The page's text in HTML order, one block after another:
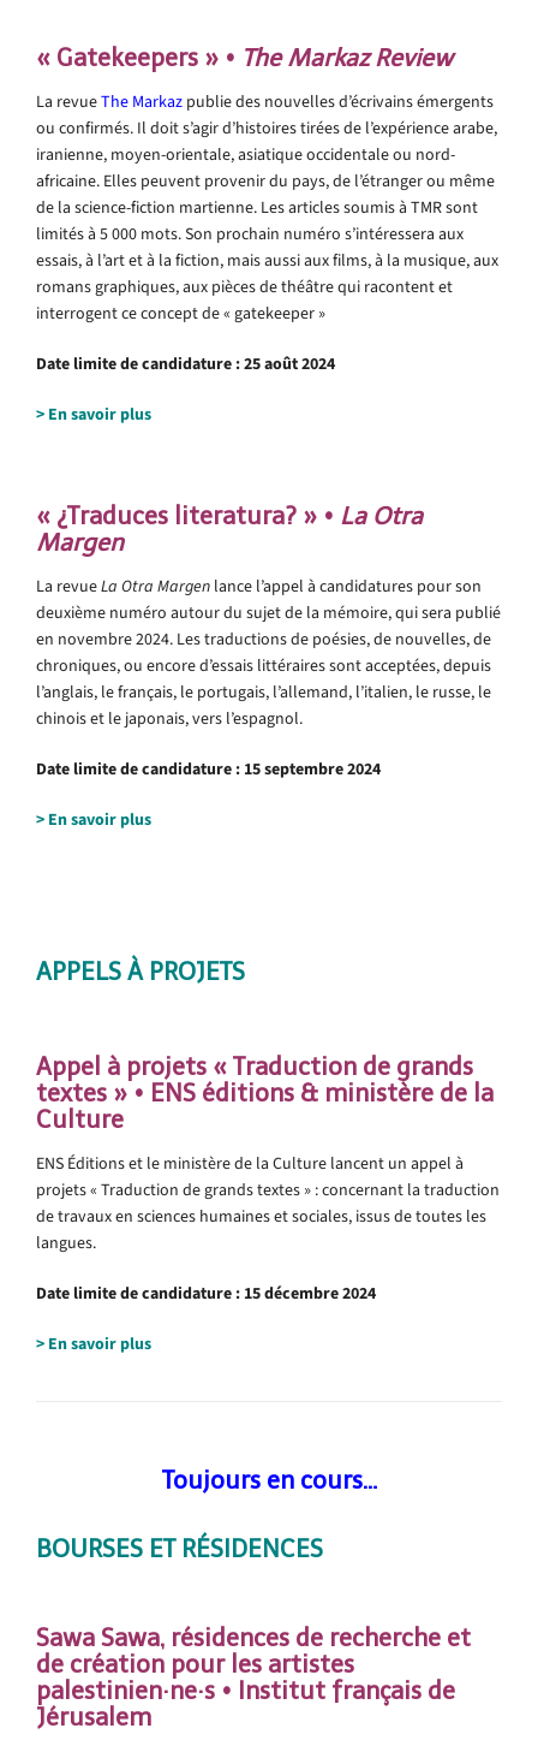
« Gatekeepers » • The Markaz Review
La revueThe Markaz publie des nouvelles d’écrivains émergents
ou confirmés. Il doit s’agir d’histoires tirées de l’expérience arabe,
iranienne, moyen-orientale, asiatique occidentale ou nord-
africaine. Elles peuvent provenir du pays, de l’étranger ou même
de la science-fiction martienne. Les articles soumis à TMR sont
limités à 5 000 mots. Son prochain numéro s’intéressera aux
essais, à l’art et à la fiction, mais aussi aux films, à la musique, aux
romans graphiques, aux pièces de théâtre qui racontent et
interrogent ce concept de « gatekeeper »
Date limite de candidature : 25 août 2024
> En savoir plus
« ¿Traduces literatura? » • La Otra
Margen
La revueLa Otra Margen lance l’appel à candidatures pour son
deuxième numéro autour du sujet de la mémoire, qui sera publié
en novembre 2024. Les traductions de poésies, de nouvelles, de
chroniques, ou encore d’essais littéraires sont acceptées, depuis
l’anglais, le français, le portugais, l’allemand, l’italien, le russe, le
chinois et le japonais, vers l’espagnol.
Date limite de candidature : 15 septembre 2024
> En savoir plus
APPELS À PROJETS
Appel à projets « Traduction de grands
textes » • ENS éditions & ministère de la
Culture
ENS Éditions et le ministère de la Culture lancent un appel à
projets « Traduction de grands textes » : concernant la traduction
de travaux en sciences humaines et sociales, issus de toutes les
langues.
Date limite de candidature : 15 décembre 2024
> En savoir plus
Toujours en cours…
BOURSES ET RÉSIDENCES
Sawa Sawa, résidences de recherche et
de création pour les artistes
palestinien·ne·s • Institut français de
Jérusalem